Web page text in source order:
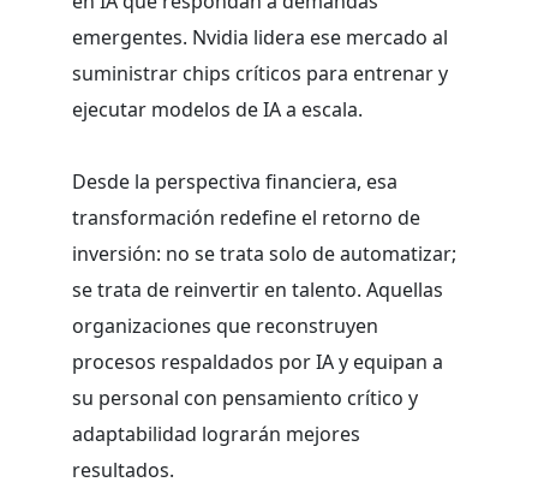
emergentes. Nvidia lidera ese mercado al
suministrar chips críticos para entrenar y
ejecutar modelos de IA a escala.
Desde la perspectiva financiera, esa
transformación redefine el retorno de
inversión: no se trata solo de automatizar;
se trata de reinvertir en talento. Aquellas
organizaciones que reconstruyen
procesos respaldados por IA y equipan a
su personal con pensamiento crítico y
adaptabilidad lograrán mejores
resultados.